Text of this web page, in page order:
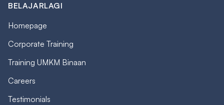
BELAJARLAGI
Homepage
Corporate Training
Training UMKM Binaan
Careers
Testimonials